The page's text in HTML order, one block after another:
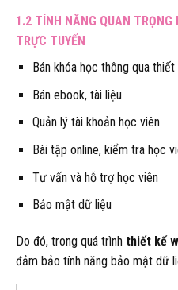
1.2 TÍNH NĂNG QUAN TRỌNG
TRỰC TUYẾN
Bán khóa học thông qua
Bán ebook, tài liệu
Quản lý tài khoản học viên
Bài tập online, kiểm tra học
Tư vấn và hỗ trợ học viên
Bảo mật dữ liệu
Do đó, trong quá trình thiết kế
đảm bảo tính năng bảo mật dữ